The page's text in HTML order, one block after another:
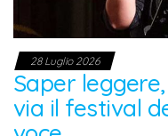
28 Luglio 2026
Saper
via il festival